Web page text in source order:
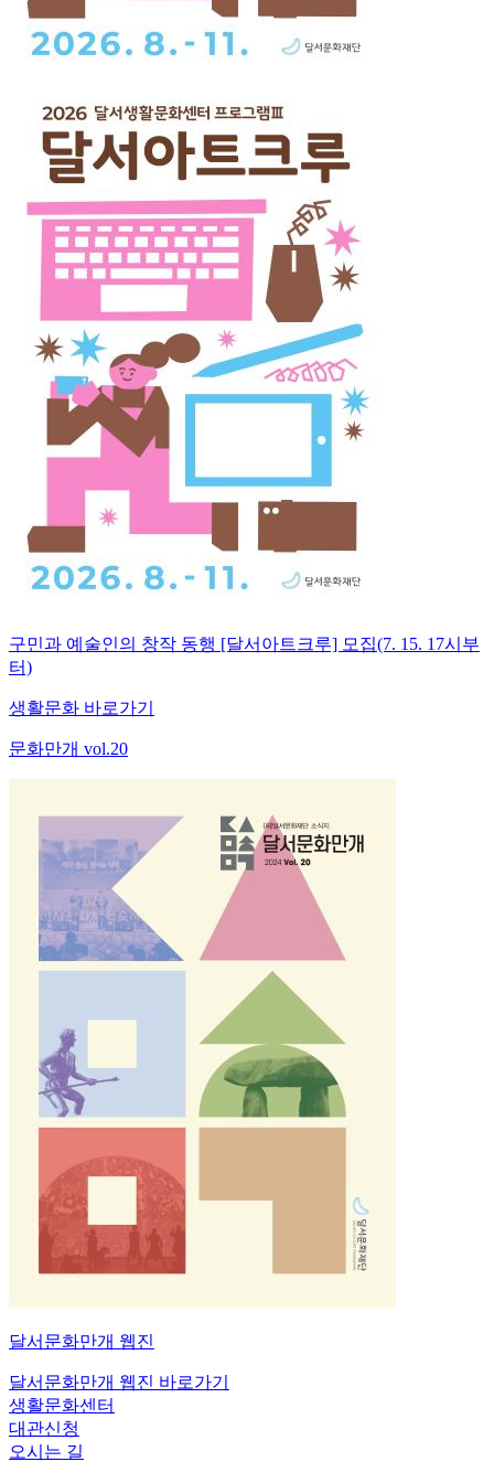
구민과 예술인의 창작 동행 [달서아트크루] 모집(7. 15. 17시부
터)
생활문화 바로가기
문화만개 vol.20
달서문화만개 웹진
달서문화만개 웹진 바로가기
생활문화센터
대관신청
오시는 길